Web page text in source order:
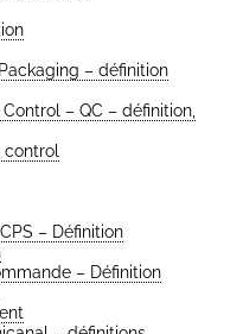
– définition
– QC – défi­ni­tion,
control
– Définition
– Définition